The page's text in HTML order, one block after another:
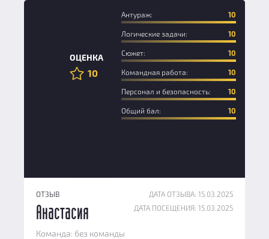
ОЦЕНКА
10
Антураж: 10
Логические задачи: 10
Сюжет: 10
Командная работа: 10
Персонал и безопасность: 10
Общий бал: 10
ОТЗЫВ
ДАТА ОТЗЫВА: 15.03.2025
ДАТА ПОСЕЩЕНИЯ: 15.03.2025
Анастасия
Команда: без команды